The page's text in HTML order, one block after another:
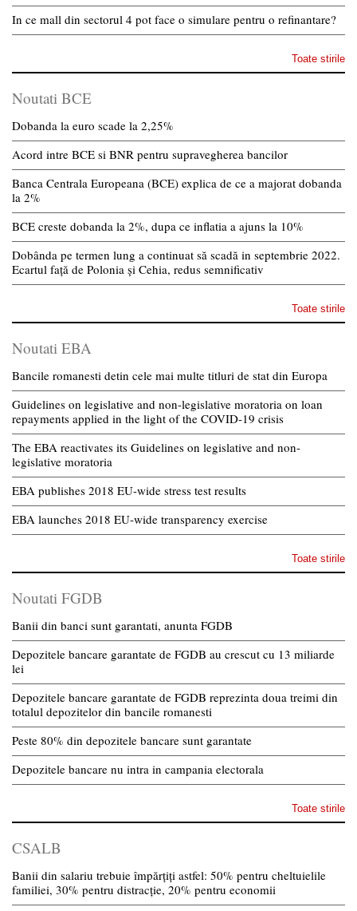
In ce mall din sectorul 4 pot face o simulare pentru o refinantare?
Toate stirile
Noutati BCE
Dobanda la euro scade la 2,25%
Acord intre BCE si BNR pentru supravegherea bancilor
Banca Centrala Europeana (BCE) explica de ce a majorat dobanda
la 2%
BCE creste dobanda la 2%, dupa ce inflatia a ajuns la 10%
Dobânda pe termen lung a continuat să scadă in septembrie 2022.
Ecartul față de Polonia și Cehia, redus semnificativ
Toate stirile
Noutati EBA
Bancile romanesti detin cele mai multe titluri de stat din Europa
Guidelines on legislative and non-legislative moratoria on loan
repayments applied in the light of the COVID-19 crisis
The EBA reactivates its Guidelines on legislative and non-
legislative moratoria
EBA publishes 2018 EU-wide stress test results
EBA launches 2018 EU-wide transparency exercise
Toate stirile
Noutati FGDB
Banii din banci sunt garantati, anunta FGDB
Depozitele bancare garantate de FGDB au crescut cu 13 miliarde
lei
Depozitele bancare garantate de FGDB reprezinta doua treimi din
totalul depozitelor din bancile romanesti
Peste 80% din depozitele bancare sunt garantate
Depozitele bancare nu intra in campania electorala
Toate stirile
CSALB
Banii din salariu trebuie împărțiți astfel: 50% pentru cheltuielile
familiei, 30% pentru distracție, 20% pentru economii